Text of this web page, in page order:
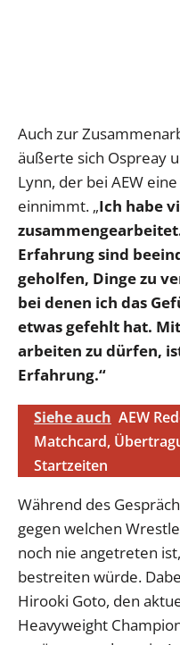
Auch zur
äußerte sich Ospreay
Lynn, der bei AEW
einnimmt. „Ich habe
Erfahrung sind
geholfen, Dinge zu
bei denen ich das
etwas gefehlt hat.
arbeiten zu dürfen,
Erfahrung.“
Siehe auch AEW
Matchcard,
Startzeiten
Während des
gegen welchen
noch nie angetreten
bestreiten würde.
Hirooki Goto, den
Heavyweight